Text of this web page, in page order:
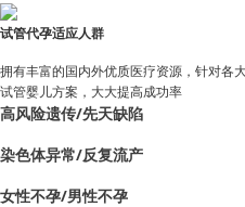
试管代孕适应人群
拥有丰富的国内外优质医疗资源，针对各
试管婴儿方案，大大提高成功率
高风险遗传/先天缺陷
染色体异常/反复流产
女性不孕/男性不孕